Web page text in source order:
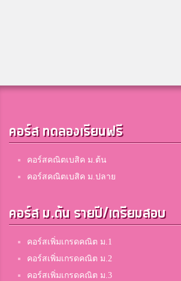
คอร์ส ทดลองเรียนฟรี
คอร์สคณิตเบสิค ม.ต้น
คอร์สคณิตเบสิค ม.ปลาย
คอร์ส ม.ต้น รายปี/เตรียมสอบ
คอร์สเพิ่มเกรดคณิต ม.1
คอร์สเพิ่มเกรดคณิต ม.2
คอร์สเพิ่มเกรดคณิต ม.3